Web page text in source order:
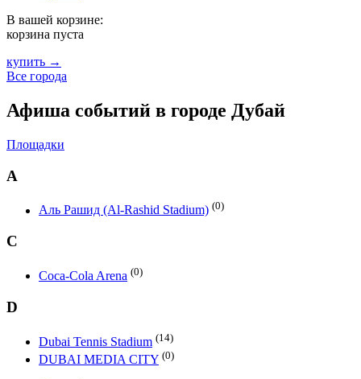
В вашей корзине:
корзина пуста
купить →
Все города
Афиша событий в городе Дубай
Площадки
А
Аль Рашид (Al-Rashid Stadium) (0)
C
Coca-Cola Arena (0)
D
Dubai Tennis Stadium (14)
DUBAI MEDIA CITY (0)